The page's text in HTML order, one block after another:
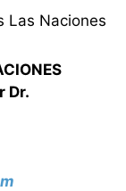
Las Naciones
Dr.